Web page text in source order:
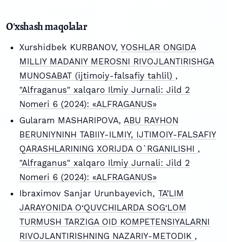
O'xshash maqolalar
Xurshidbek KURBANOV, YOSHLAR ONGIDA
MILLIY MADANIY MEROSNI RIVOJLANTIRISHGA
MUNOSABAT (ijtimoiy-falsafiy tahlil) ,
"Alfraganus" xalqaro Ilmiy Jurnali: Jild 2
Nomeri 6 (2024): «ALFRAGANUS»
Gularam MASHARIPOVA, ABU RAYHON
BERUNIYNINH TABIIY-ILMIY, IJTIMOIY-FALSAFIY
QARASHLARINING XORIJDA O`RGANILISHI ,
"Alfraganus" xalqaro Ilmiy Jurnali: Jild 2
Nomeri 6 (2024): «ALFRAGANUS»
Ibraximov Sanjar Urunbayevich, TA’LIM
JARAYONIDA O‘QUVCHILARDA SOG‘LOM
TURMUSH TARZIGA OID KOMPETENSIYALARNI
RIVOJLANTIRISHNING NAZARIY-METODIK ,